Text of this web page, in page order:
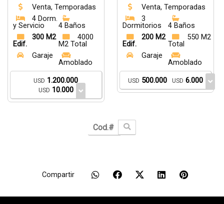
Venta, Temporadas
4 Dorm.
y Servicio
4 Baños
300 M2
Edif.
4000
M2 Total
Garaje
Amoblado
USD 1.200.000
USD 10.000
Venta, Temporadas
3
Dormitorios
4 Baños
200 M2
Edif.
550 M2
Total
Garaje
Amoblado
USD 500.000 USD 6.000
Compartir